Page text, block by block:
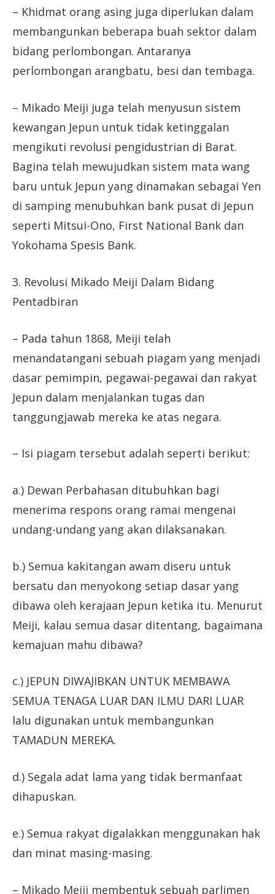
– Khidmat orang asing juga diperlukan dalam
membangunkan beberapa buah sektor dalam
bidang perlombongan. Antaranya
perlombongan arangbatu, besi dan tembaga.
– Mikado Meiji juga telah menyusun sistem
kewangan Jepun untuk tidak ketinggalan
mengikuti revolusi pengidustrian di Barat.
Bagina telah mewujudkan sistem mata wang
baru untuk Jepun yang dinamakan sebagai Yen
di samping menubuhkan bank pusat di Jepun
seperti Mitsui-Ono, First National Bank dan
Yokohama Spesis Bank.
3. Revolusi Mikado Meiji Dalam Bidang
Pentadbiran
– Pada tahun 1868, Meiji telah
menandatangani sebuah piagam yang menjadi
dasar pemimpin, pegawai-pegawai dan rakyat
Jepun dalam menjalankan tugas dan
tanggungjawab mereka ke atas negara.
– Isi piagam tersebut adalah seperti berikut:
a.) Dewan Perbahasan ditubuhkan bagi
menerima respons orang ramai mengenai
undang-undang yang akan dilaksanakan.
b.) Semua kakitangan awam diseru untuk
bersatu dan menyokong setiap dasar yang
dibawa oleh kerajaan Jepun ketika itu. Menurut
Meiji, kalau semua dasar ditentang, bagaimana
kemajuan mahu dibawa?
c.) JEPUN DIWAJIBKAN UNTUK MEMBAWA
SEMUA TENAGA LUAR DAN ILMU DARI LUAR
lalu digunakan untuk membangunkan
TAMADUN MEREKA.
d.) Segala adat lama yang tidak bermanfaat
dihapuskan.
e.) Semua rakyat digalakkan menggunakan hak
dan minat masing-masing.
– Mikado Meiji membentuk sebuah parlimen